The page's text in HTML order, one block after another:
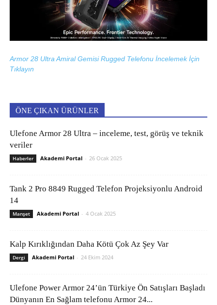
Armor 28 Ultra Amiral Gemisi Rugged Telefonu İncelemek İçin
Tıklayın
ÖNE ÇIKAN ÜRÜNLER
Ulefone Armor 28 Ultra – inceleme, test, görüş ve teknik
veriler
Haberler Akademi Portal - 26 Ocak 2025
Tank 2 Pro 8849 Rugged Telefon Projeksiyonlu Android
14
Manşet Akademi Portal - 4 Ocak 2025
Kalp Kırıklığından Daha Kötü Çok Az Şey Var
Dergi Akademi Portal - 24 Ekim 2024
Ulefone Power Armor 24’ün Türkiye Ön Satışları Başladı
Dünyanın En Sağlam telefonu Armor 24...